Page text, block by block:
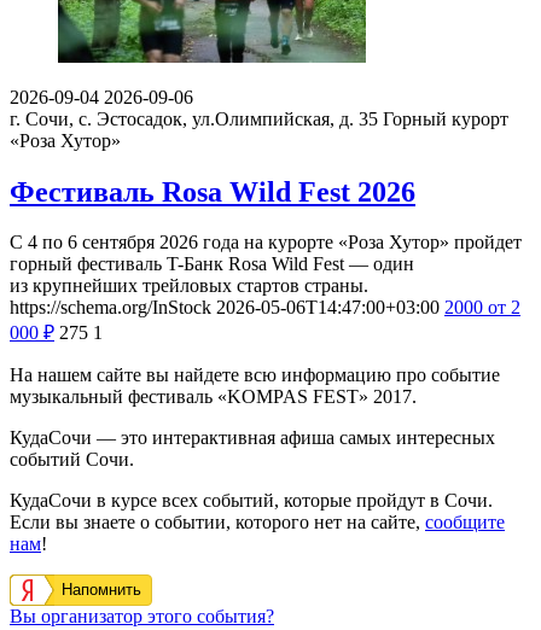
2026-09-04 2026-09-06
г. Сочи, с. Эстосадок, ул.Олимпийская, д. 35 Горный курорт
«Роза Хутор»
Фестиваль Rosa Wild Fest 2026
С 4 по 6 сентября 2026 года на курорте «Роза Хутор» пройдет
горный фестиваль T-Банк Rosa Wild Fest — один
из крупнейших трейловых стартов страны.
https://schema.org/InStock 2026-05-06T14:47:00+03:00 2000 от 2
000 ₽ 275 1
На нашем сайте вы найдете всю информацию про событие
музыкальный фестиваль «KOMPAS FEST» 2017.
КудаСочи — это интерактивная афиша самых интересных
событий Сочи.
КудаСочи в курсе всех событий, которые пройдут в Сочи.
Если вы знаете о событии, которого нет на сайте, сообщите
нам!
Напомнить
Вы организатор этого события?